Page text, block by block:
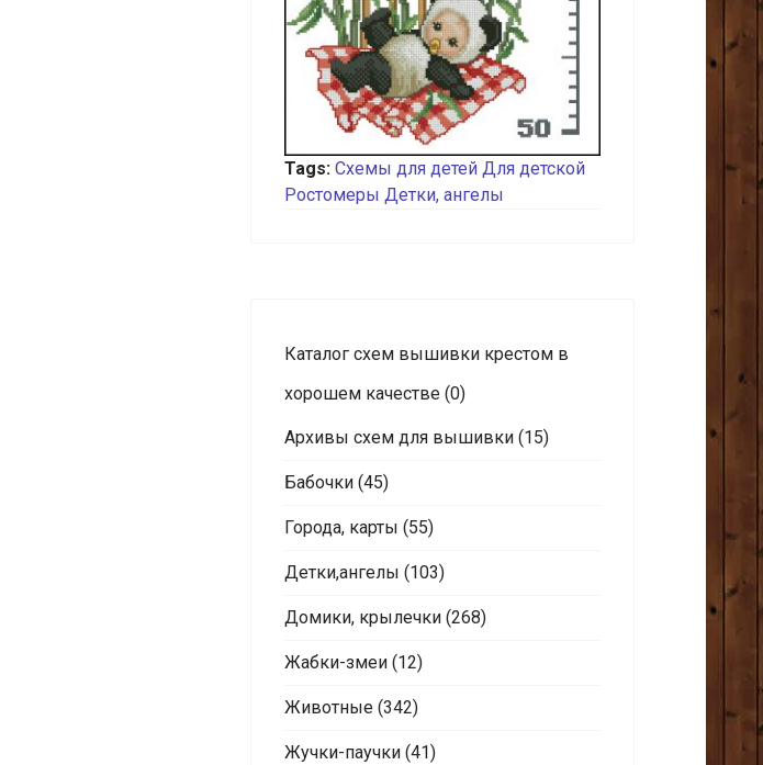
Tags: Схемы для детей Для детской
Ростомеры Детки, ангелы
Каталог схем вышивки крестом в
хорошем качестве (0)
Архивы схем для вышивки (15)
Бабочки (45)
Города, карты (55)
Детки,ангелы (103)
Домики, крылечки (268)
Жабки-змеи (12)
Животные (342)
Жучки-паучки (41)